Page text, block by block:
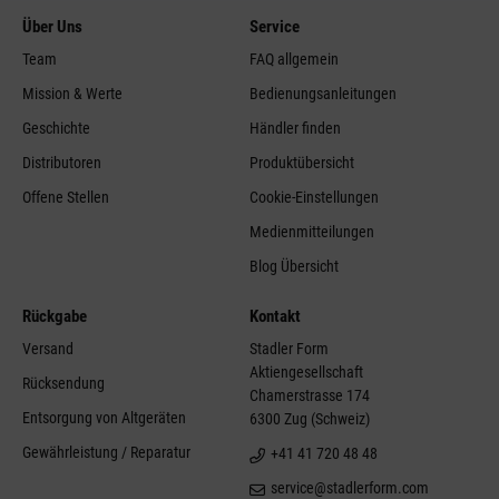
Über Uns
Team
Mission & Werte
Geschichte
Distributoren
Offene Stellen
Service
FAQ allgemein
Bedienungsanleitungen
Händler finden
Produktübersicht
Cookie-Einstellungen
Medienmitteilungen
Blog Übersicht
Rückgabe
Versand
Rücksendung
Entsorgung von Altgeräten
Gewährleistung / Reparatur
Kontakt
Stadler Form
Aktiengesellschaft
Chamerstrasse 174
6300 Zug (Schweiz)
+41 41 720 48 48
service@stadlerform.com